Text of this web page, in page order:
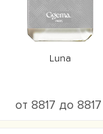
Luna
от 8817 до 8817